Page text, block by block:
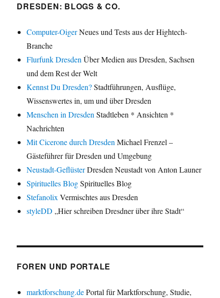
DRESDEN: BLOGS & CO.
Computer-OigerNeues und Tests aus der Hightech-
Branche
Flurfunk DresdenÜber Medien aus Dresden, Sachsen
und dem Rest der Welt
Kennst Du Dresden?Stadtführungen, Ausflüge,
Wissenswertes in, um und über Dresden
Menschen in DresdenStadtleben * Ansichten *
Nachrichten
Mit Cicerone durch DresdenMichael Frenzel –
Gästeführer für Dresden und Umgebung
Neustadt-GeflüsterDresden Neustadt von Anton Launer
Spirituelles BlogSpirituelles Blog
StefanolixVermischtes aus Dresden
styleDD „Hier schreiben Dresdner über ihre Stadt“
FOREN UND PORTALE
marktforschung.dePortal für Marktforschung, Studie,